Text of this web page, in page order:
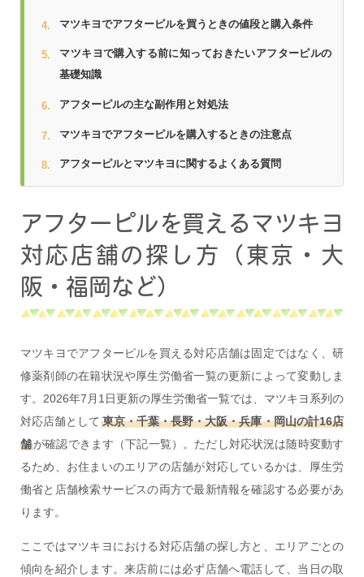
マツキヨでアフターピルを買うときの値段と購入条件
マツキヨで購入する前に知っておきたいアフターピルの
基礎知識
アフターピルの主な副作用と対処法
マツキヨでアフターピルを購入するときの注意点
アフターピルとマツキヨに関するよくある質問
アフターピルを買えるマツキヨ
対応店舗の探し方（東京・大
阪・福岡など）
マツキヨでアフターピルを買える対応店舗は固定ではなく、研
修薬剤師の在籍状況や厚生労働省一覧の更新によって変動しま
す。2026年7月1日更新の厚生労働省一覧では、マツキヨ系列の
対応店舗として 東京・千葉・長野・大阪・兵庫・岡山の計16店
舗が確認できます（下記一覧）。ただし対応状況は随時変動す
るため、お住まいのエリアの店舗が対応しているかは、厚生労
働省と店舗検索サービスの両方で最新情報を確認する必要があ
ります。
ここではマツキヨにおける対応店舗の探し方と、エリアごとの
傾向を紹介します。来店前には必ず店舗へ電話して、当日の取